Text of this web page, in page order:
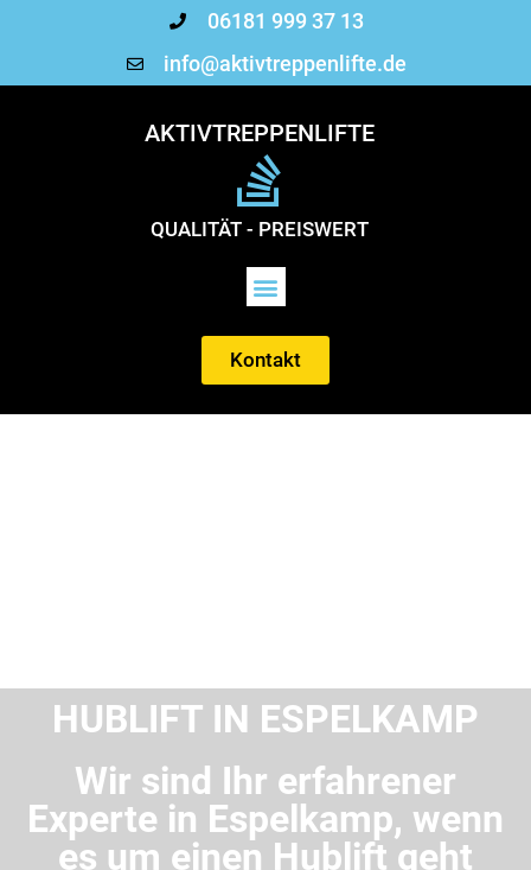
06181 999 37 13
info@aktivtreppenlifte.de
AKTIVTREPPENLIFTE
QUALITÄT - PREISWERT
Kontakt
HUBLIFT IN ESPELKAMP
Wir sind Ihr erfahrener
Experte in Espelkamp, wenn
es um einen Hublift geht